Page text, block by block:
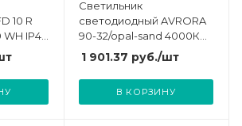
10 R
IP44
Ra
Свет
Светильник
светодиодный AVRORA
90-32/opal-sand 4000К
IP20 595х595 CRI>90 CSVT
ЦБ000019610
1 901.37 руб./шт
В КОРЗИНУ